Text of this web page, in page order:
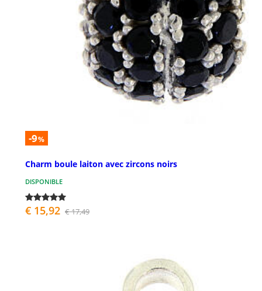
-9%
Charm boule laiton avec zircons noirs
DISPONIBLE
€ 15,92 € 17,49